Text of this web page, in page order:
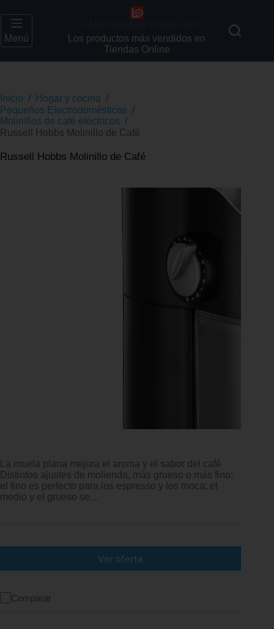
Menú
Los productos más vendidos en
Tiendas Online
Inicio / Hogar y cocina /
Pequeños Electrodomésticos /
Molinillos de café eléctricos /
Russell Hobbs Molinillo de Café
Russell Hobbs Molinillo de Café
La muela plana mejora el aroma y el sabor del café
Distintos ajustes de molienda, más grueso o más fino:
el fino es perfecto para los espresso y los moca; el
medio y el grueso se…
Ver oferta
Comparar